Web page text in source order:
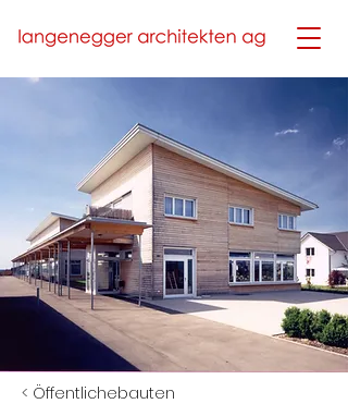
< Öffentlichebauten